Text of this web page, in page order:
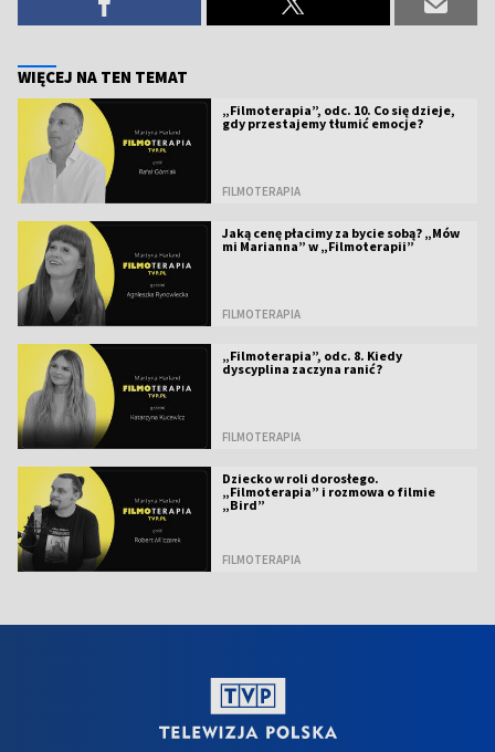
WIĘCEJ NA TEN TEMAT
„Filmoterapia”, odc. 10. Co się dzieje,
gdy przestajemy tłumić emocje?
FILMOTERAPIA
Jaką cenę płacimy za bycie sobą? „Mów
mi Marianna” w „Filmoterapii”
FILMOTERAPIA
„Filmoterapia”, odc. 8. Kiedy
dyscyplina zaczyna ranić?
FILMOTERAPIA
Dziecko w roli dorosłego.
„Filmoterapia” i rozmowa o filmie
„Bird”
FILMOTERAPIA